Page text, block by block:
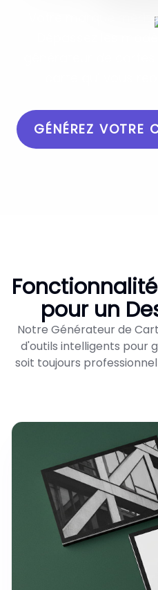
Votre marque
GÉNÉREZ VOTRE
pour un
Notre Générateur de
d'outils intelligents pour
soit toujours